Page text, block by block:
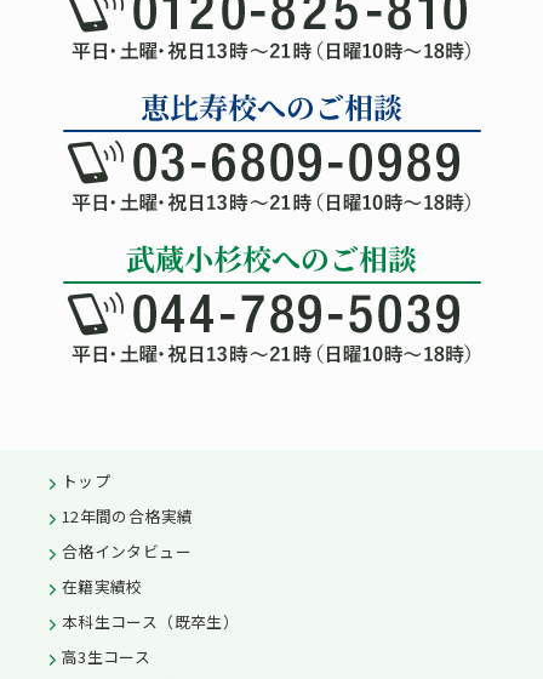
トップ
12年間の合格実績
合格インタビュー
在籍実績校
本科生コース（既卒生）
高3生コース